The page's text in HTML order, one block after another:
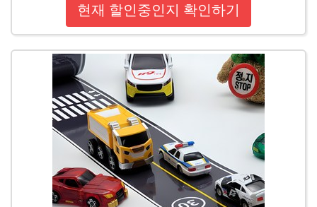
현재 할인중인지 확인하기